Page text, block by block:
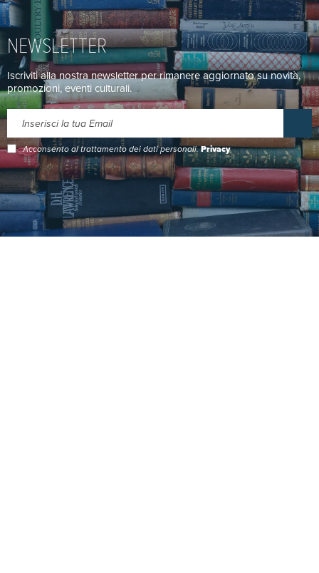
NEWSLETTER
Iscriviti alla nostra newsletter per rimanere aggiornato su novità,
promozioni, eventi culturali.
Acconsento al trattamento dei dati personali.Privacy